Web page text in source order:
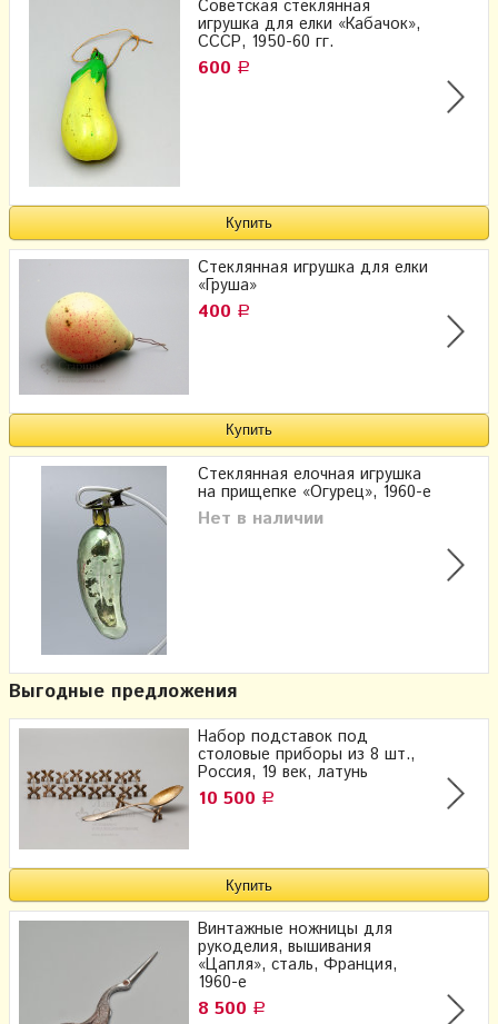
Советская стеклянная
игрушка для елки «Кабачок»,
СССР, 1950-60 гг.
600 Р
Стеклянная игрушка для елки
«Груша»
400 Р
Стеклянная елочная игрушка
на прищепке «Огурец», 1960-е
Нет в наличии
Выгодные предложения
Набор подставок под
столовые приборы из 8 шт.,
Россия, 19 век, латунь
10 500 Р
Винтажные ножницы для
рукоделия, вышивания
«Цапля», сталь, Франция,
1960-е
8 500 Р